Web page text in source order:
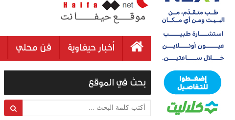
أخبار حيفاوية فن محلي
بحث في الموقع
أكتب كلمة البحث ...